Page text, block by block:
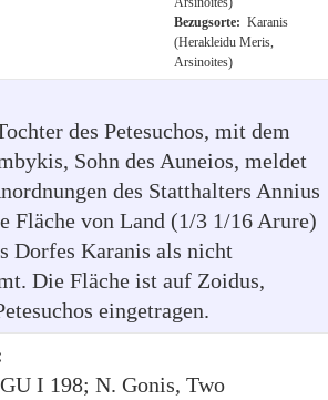
Bezugsorte: Karanis
(Herakleidu Meris,
Arsinoites)
des Petesuchos, mit dem
Sohn des Auneios, meldet
des Statthalters Annius
Fläche von Land (1/3 1/16 Arure)
Dorfes Karanis als nicht
Die Fläche ist auf Zoidus,
eingetragen.
I 198; N. Gonis, Two